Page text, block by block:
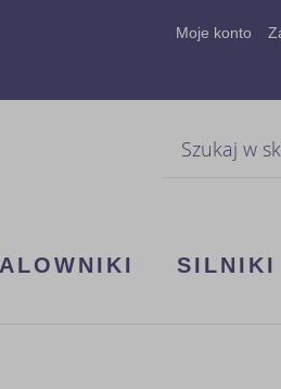
Moje konto
SILNIKI